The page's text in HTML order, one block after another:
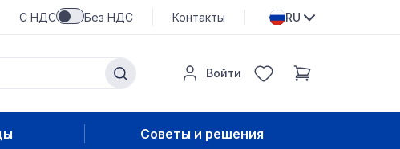
С НДС Без НДС Контакты RU
Войти
Советы и решения